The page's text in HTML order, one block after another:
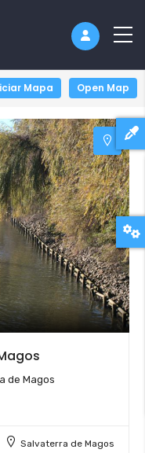
Mapa Open Map
de Magos
Salvaterra de Magos